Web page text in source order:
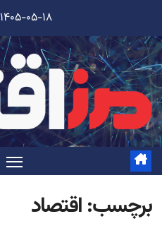
content
۱۴۰۵-۰۵-۱۸
برچسب:اقتصاد